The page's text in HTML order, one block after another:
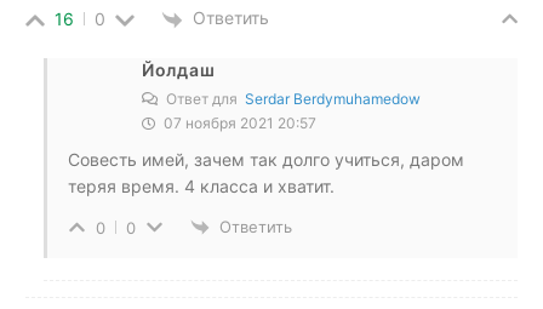
16 0 Ответить
Йолдаш
Ответ для Serdar Berdymuhamedow
07 ноября 2021 20:57
Совесть имей, зачем так долго учиться, даром
теряя время. 4 класса и хватит.
0 0 Ответить